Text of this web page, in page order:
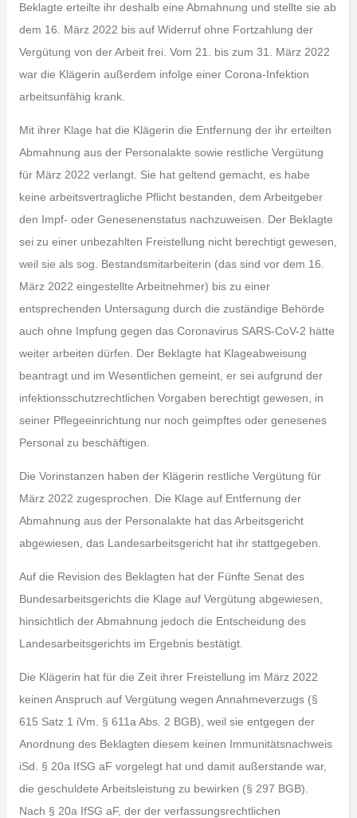
Beklagte erteilte ihr deshalb eine Abmahnung und stellte sie ab
dem 16. März 2022 bis auf Widerruf ohne Fortzahlung der
Vergütung von der Arbeit frei. Vom 21. bis zum 31. März 2022
war die Klägerin außerdem infolge einer Corona-Infektion
arbeitsunfähig krank.
Mit ihrer Klage hat die Klägerin die Entfernung der ihr erteilten
Abmahnung aus der Personalakte sowie restliche Vergütung
für März 2022 verlangt. Sie hat geltend gemacht, es habe
keine arbeitsvertragliche Pflicht bestanden, dem Arbeitgeber
den Impf- oder Genesenenstatus nachzuweisen. Der Beklagte
sei zu einer unbezahlten Freistellung nicht berechtigt gewesen,
weil sie als sog. Bestandsmitarbeiterin (das sind vor dem 16.
März 2022 eingestellte Arbeitnehmer) bis zu einer
entsprechenden Untersagung durch die zuständige Behörde
auch ohne Impfung gegen das Coronavirus SARS-CoV-2 hätte
weiter arbeiten dürfen. Der Beklagte hat Klageabweisung
beantragt und im Wesentlichen gemeint, er sei aufgrund der
infektionsschutzrechtlichen Vorgaben berechtigt gewesen, in
seiner Pflegeeinrichtung nur noch geimpftes oder genesenes
Personal zu beschäftigen.
Die Vorinstanzen haben der Klägerin restliche Vergütung für
März 2022 zugesprochen. Die Klage auf Entfernung der
Abmahnung aus der Personalakte hat das Arbeitsgericht
abgewiesen, das Landesarbeitsgericht hat ihr stattgegeben.
Auf die Revision des Beklagten hat der Fünfte Senat des
Bundesarbeitsgerichts die Klage auf Vergütung abgewiesen,
hinsichtlich der Abmahnung jedoch die Entscheidung des
Landesarbeitsgerichts im Ergebnis bestätigt.
Die Klägerin hat für die Zeit ihrer Freistellung im März 2022
keinen Anspruch auf Vergütung wegen Annahmeverzugs (§
615 Satz 1 iVm. § 611a Abs. 2 BGB), weil sie entgegen der
Anordnung des Beklagten diesem keinen Immunitätsnachweis
iSd. § 20a IfSG aF vorgelegt hat und damit außerstande war,
die geschuldete Arbeitsleistung zu bewirken (§ 297 BGB).
Nach § 20a IfSG aF, der der verfassungsrechtlichen